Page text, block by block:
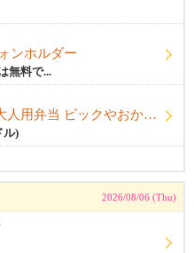
ンホルダー
無料で...
Bento キッズ用お弁当 大人用弁当 ピックやおかずカップ他
ル)
2026/08/06 (Thu)